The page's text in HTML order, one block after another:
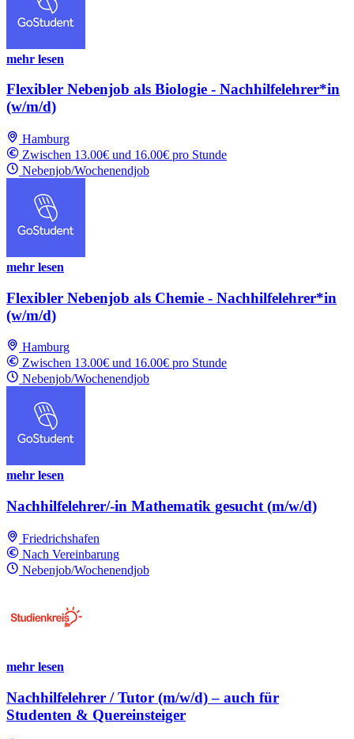
mehr lesen
Flexibler Nebenjob als Biologie - Nachhilfelehrer*in
(w/m/d)
Hamburg
Zwischen 13.00€ und 16.00€ pro Stunde
Nebenjob/Wochenendjob
mehr lesen
Flexibler Nebenjob als Chemie - Nachhilfelehrer*in
(w/m/d)
Hamburg
Zwischen 13.00€ und 16.00€ pro Stunde
Nebenjob/Wochenendjob
mehr lesen
Nachhilfelehrer/-in Mathematik gesucht (m/w/d)
Friedrichshafen
Nach Vereinbarung
Nebenjob/Wochenendjob
mehr lesen
Nachhilfelehrer / Tutor (m/w/d) – auch für
Studenten & Quereinsteiger